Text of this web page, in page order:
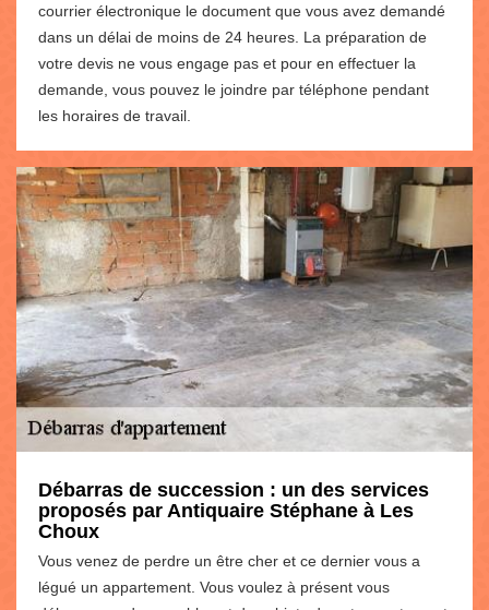
courrier électronique le document que vous avez demandé
dans un délai de moins de 24 heures. La préparation de
votre devis ne vous engage pas et pour en effectuer la
demande, vous pouvez le joindre par téléphone pendant
les horaires de travail.
Débarras de succession : un des services
proposés par Antiquaire Stéphane à Les
Choux
Vous venez de perdre un être cher et ce dernier vous a
légué un appartement. Vous voulez à présent vous